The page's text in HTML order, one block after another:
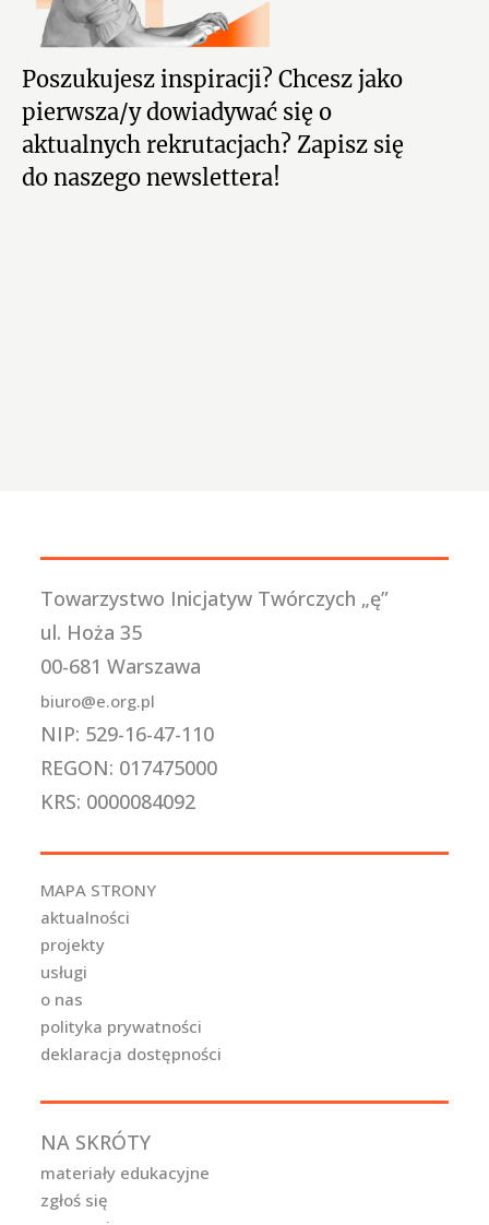
Poszukujesz inspiracji? Chcesz jako
pierwsza/y dowiadywać się o
aktualnych rekrutacjach? Zapisz się
do naszego newslettera!
Towarzystwo Inicjatyw Twórczych „ę”
ul. Hoża 35
00-681 Warszawa
biuro@e.org.pl
NIP: 529-16-47-110
REGON: 017475000
KRS: 0000084092
MAPA STRONY
aktualności
projekty
usługi
o nas
polityka prywatności
deklaracja dostępności
NA SKRÓTY
materiały edukacyjne
zgłoś się